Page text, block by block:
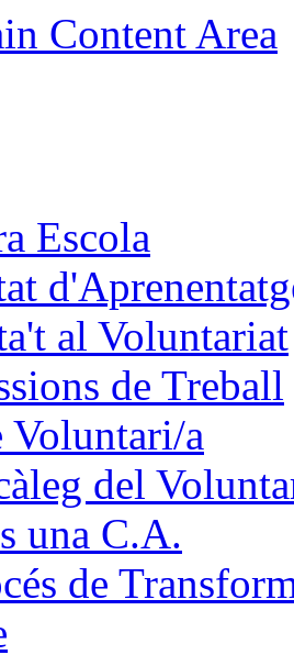
Content Area
Escola
al Voluntariat
de Treball
Voluntari/a
del
una C.A.
de